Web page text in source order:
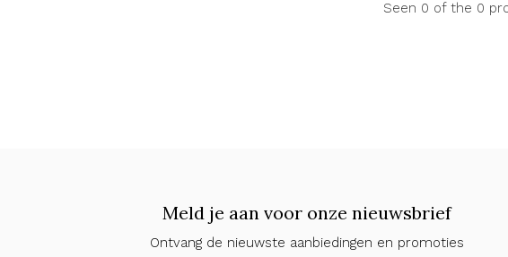
Seen 0 of the 0
Meld je aan voor onze nieuwsbrief
Ontvang de nieuwste aanbiedingen en promoties